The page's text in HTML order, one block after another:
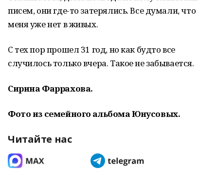
писем, они где-то затерялись. Все думали, что
меня уже нет в живых.
С тех пор прошел 31 год, но как будто все
случилось только вчера. Такое не забывается.
Сирина Фаррахова.
Фото из семейного альбома Юнусовых.
Читайте нас